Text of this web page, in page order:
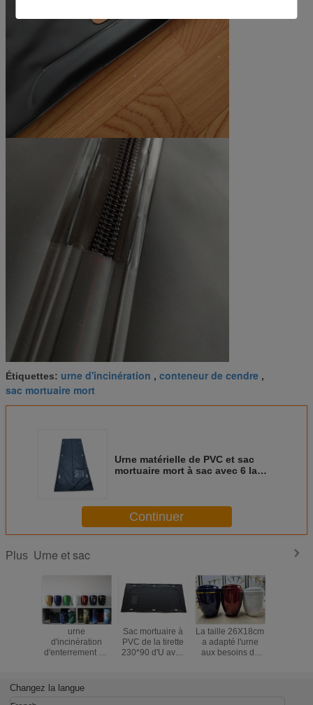
Étiquettes: urne d'incinération , conteneur de cendre ,
sac mortuaire mort
Urne matérielle de PVC et sac
mortuaire mort à sac avec 6 la
Continuer
Plus Urne et sac
urne
d'incinération
d'enterrement de
Sac mortuaire à
PVC de la tirette
230*90 d'U avec
La taille 26X18cm
a adapté l'urne
aux besoins du
Changez la langue